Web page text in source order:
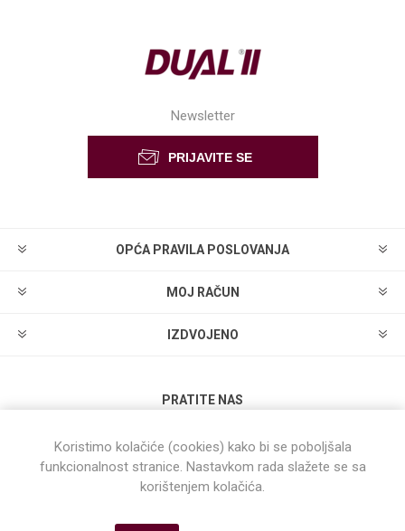
Newsletter
OPĆA PRAVILA POSLOVANJA
MOJ RAČUN
IZDVOJENO
PRATITE NAS
Koristimo kolačiće (cookies) kako bi se poboljšala
funkcionalnost stranice. Nastavkom rada slažete se sa
korištenjem kolačića.